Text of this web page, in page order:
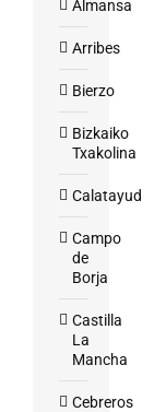
Almansa
Arribes
Bierzo
Bizkaiko
Txakolina
Calatayud
Campo
de
Borja
Castilla
La
Mancha
Cebreros